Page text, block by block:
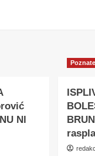
Nl